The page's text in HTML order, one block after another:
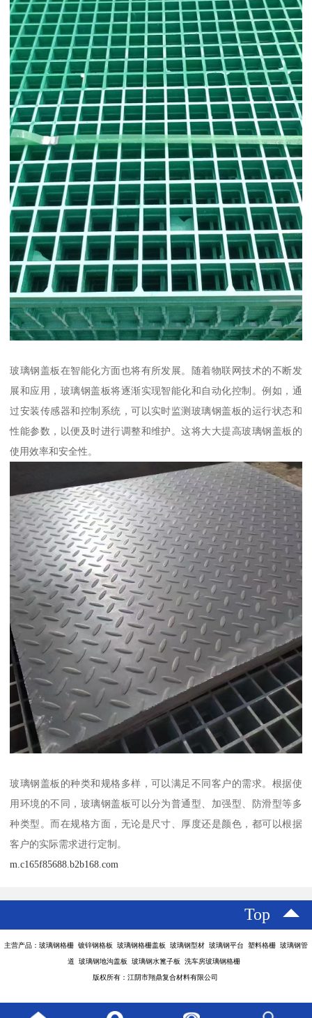
玻璃钢盖板在智能化方面也将有所发展。随着物联网技术的不断发
展和应用，玻璃钢盖板将逐渐实现智能化和自动化控制。例如，通
过安装传感器和控制系统，可以实时监测玻璃钢盖板的运行状态和
性能参数，以便及时进行调整和维护。这将大大提高玻璃钢盖板的
使用效率和安全性。
玻璃钢盖板的种类和规格多样，可以满足不同客户的需求。根据使
用环境的不同，玻璃钢盖板可以分为普通型、加强型、防滑型等多
种类型。而在规格方面，无论是尺寸、厚度还是颜色，都可以根据
客户的实际需求进行定制。
m.c165f85688.b2b168.com
Top
主营产品：玻璃钢格栅 镀锌钢格板 玻璃钢格栅盖板 玻璃钢型材 玻璃钢平台 塑料格栅 玻璃钢管
道 玻璃钢地沟盖板 玻璃钢水篦子板 洗车房玻璃钢格栅
版权所有：江阴市翔鼎复合材料有限公司